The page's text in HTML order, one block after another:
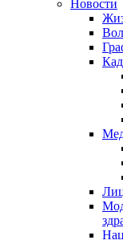
Новости